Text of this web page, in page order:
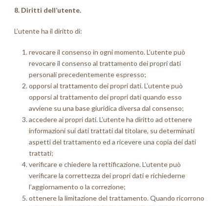
8. Diritti dell’utente.
L’utente ha il diritto di:
revocare il consenso in ogni momento. L’utente può
revocare il consenso al trattamento dei propri dati
personali precedentemente espresso;
opporsi al trattamento dei propri dati. L’utente può
opporsi al trattamento dei propri dati quando esso
avviene su una base giuridica diversa dal consenso;
accedere ai propri dati. L’utente ha diritto ad ottenere
informazioni sui dati trattati dal titolare, su determinati
aspetti del trattamento ed a ricevere una copia dei dati
trattati;
verificare e chiedere la rettificazione. L’utente può
verificare la correttezza dei propri dati e richiederne
l’aggiornamento o la correzione;
ottenere la limitazione del trattamento. Quando ricorrono